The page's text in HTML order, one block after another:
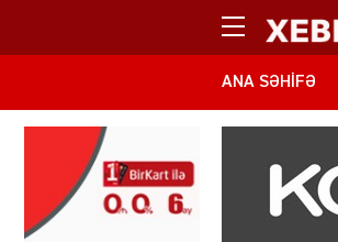
ANA SƏHIFƏ